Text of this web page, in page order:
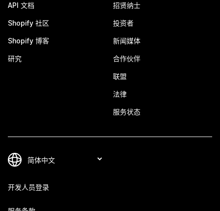
API 文档
Shopify 社区
Shopify 博客
研究
招贤纳士
投资者
新闻媒体
合作伙伴
联盟
法律
服务状态
开发人员登录